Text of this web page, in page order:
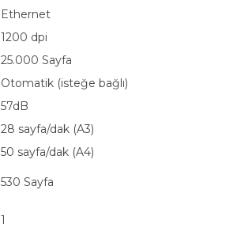
Ethernet
1200 dpi
25.000 Sayfa
Otomatik (isteğe bağlı)
57dB
28 sayfa/dak (A3)
50 sayfa/dak (A4)
530 Sayfa
1